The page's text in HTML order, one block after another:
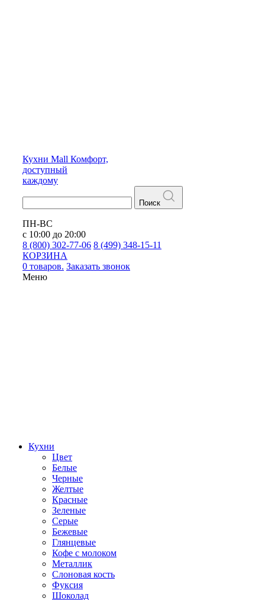
Кухни Mall Комфорт,
доступный
каждому
Поиск
ПН-ВС
с 10:00 до 20:00
8 (800) 302-77-06 8 (499) 348-15-11
КОРЗИНА
0 товаров. Заказать звонок
Меню
Кухни
Цвет
Белые
Черные
Желтые
Красные
Зеленые
Серые
Бежевые
Глянцевые
Кофе с молоком
Металлик
Слоновая кость
Фуксия
Шоколад